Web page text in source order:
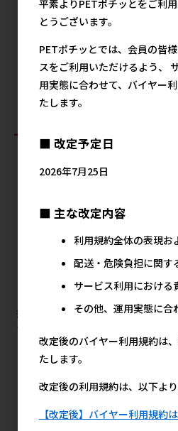
【アウトレット】[スドー]メダ
カ鉢の保護ネット 角型(小)
1,334円
[スド
すべ
おすすめ商品
薄型ペットシーツ レギュラー 1
ケース（1200枚入）
参考上代
20,600円
ー ミ
平素よりPETポチッとをご利
とうございます。
PETポチッとでは、会員の皆
スをご利用いただけるよう、
用実態に合わせて、バイヤー
たします。
■ 改定予定日
2026年7月25日
■ 主な改定内容
利用規約全体の表現お
配送・危険負担に関す
サービス利用における
その他、運用実態に合
改定後のバイヤー利用規約は
たします。
改定後の利用規約は、以下より
【改定後】バイヤー利用規約